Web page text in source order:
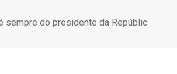
sempre do presidente da Repúblic